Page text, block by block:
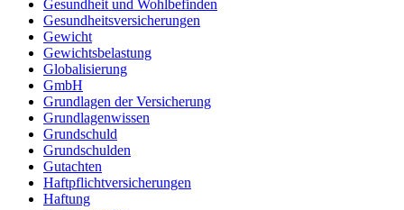
Gesundheit und Wohlbefinden
Gesundheitsversicherungen
Gewicht
Gewichtsbelastung
Globalisierung
GmbH
Grundlagen der Versicherung
Grundlagenwissen
Grundschuld
Grundschulden
Gutachten
Haftpflichtversicherungen
Haftung